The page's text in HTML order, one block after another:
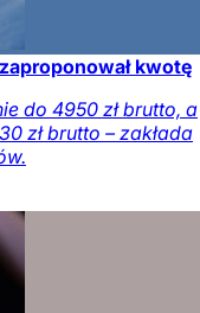
kwotę
do 4950 zł brutto, a
zł brutto – zakłada